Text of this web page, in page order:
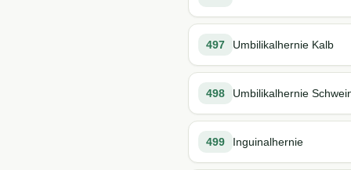
497 Umbilikalhernie Kalb
498 Umbilikalhernie
499 Inguinalhernie